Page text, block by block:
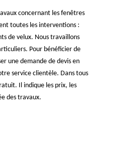
concernant les fenêtres
toutes les interventions :
de velux. Nous travaillons
Pour bénéficier de
une demande de devis en
service clientèle. Dans tous
Il indique les prix, les
des travaux.